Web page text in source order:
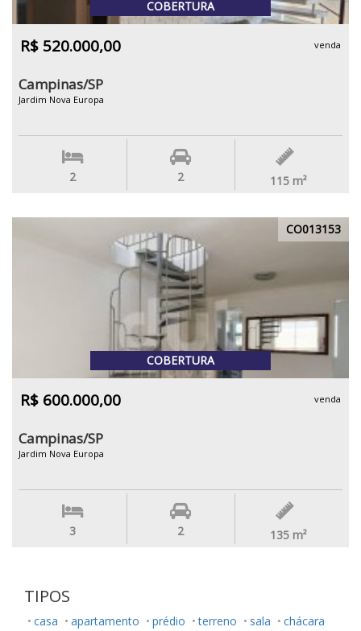
COBERTURA
R$ 520.000,00 venda
Campinas/SP
Jardim Nova Europa
2 2 115 m²
CO013153
COBERTURA
R$ 600.000,00 venda
Campinas/SP
Jardim Nova Europa
3 2 135 m²
TIPOS
casa apartamento prédio terreno sala
chácara